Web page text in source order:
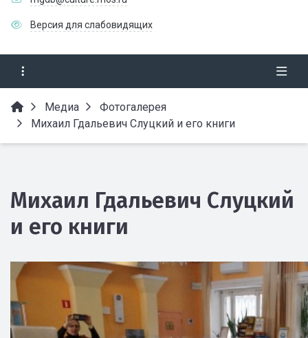
Версия для слабовидящих
Медиа
Фотогалерея
Михаил Гдальевич Слуцкий и его книги
Михаил Гдальевич Слуцкий
и его книги